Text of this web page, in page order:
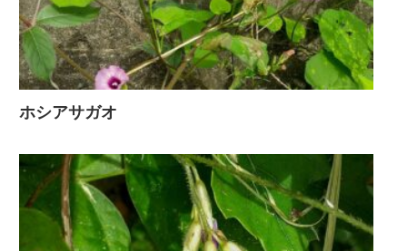
ホシアサガオ